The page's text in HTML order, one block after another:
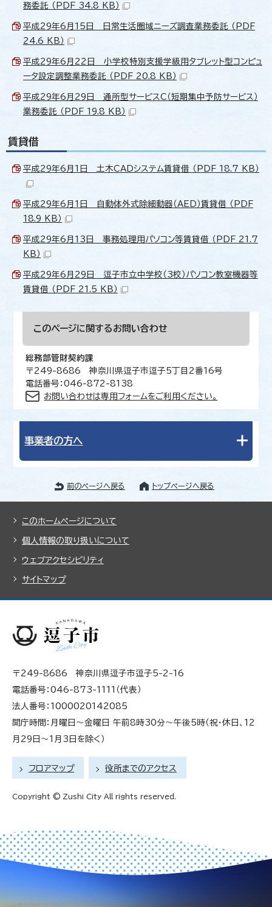
務委託 （PDF 34.8 KB）
平成29年6月15日 日常生活圏域ニーズ調査業務委託 （PDF
24.6 KB）
平成29年6月22日 小学校特別支援学級用タブレット型コンピュ
ータ設定調整業務委託 （PDF 20.8 KB）
平成29年6月29日 通所型サービスC（短期集中予防サービス）
業務委託 （PDF 19.8 KB）
賃貸借
平成29年6月1日 土木CADシステム賃貸借 （PDF 18.7 KB）
平成29年6月1日 自動体外式除細動器（AED）賃貸借 （PDF
18.9 KB）
平成29年6月13日 事務処理用パソコン等賃貸借 （PDF 21.7
KB）
平成29年6月29日 逗子市立中学校（3校）パソコン教室機器等
賃貸借 （PDF 21.5 KB）
このページに関する お問い合わせ
総務部管財契約課
〒249-8686 神奈川県逗子市逗子5丁目2番16号
電話番号：046-872-8138
お問い合わせは専用フォームをご利用ください。
事業者の方へ
前のページへ戻る トップページへ戻る
このホームページについて
個人情報の取り扱いについて
ウェブアクセシビリティ
サイトマップ
〒249-8686 神奈川県逗子市逗子5-2-16
電話番号：046-873-1111（代表）
法人番号：1000020142085
開庁時間：月曜日～金曜日 午前8時30分～午後5時（祝・休日、12
月29日～1月3日を除く）
フロアマップ 役所までのアクセス
Copyright © Zushi City All rights reserved.